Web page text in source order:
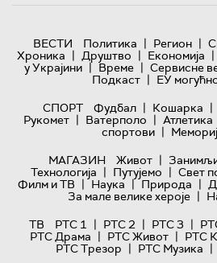
ВЕСТИ Политика | Регион |
Хроника | Друштво | Економија |
у Украјини | Време | Сервисне
Подкаст | ЕУ
СПОРТ
Фудбал | Кошарка |
Рукомет | Ватерполо | Атлетика
спортови |
МАГАЗИН
Живот |
Технологијa | Путујемо | Свет
Филм и ТВ | Наука | Природа |
За мале велике хероје |
ТВ
РТС 1 | РТС 2 | РТС 3 |
РТС Драма | РТС Живот | РТС
РТС Трезор | РТС Музика |